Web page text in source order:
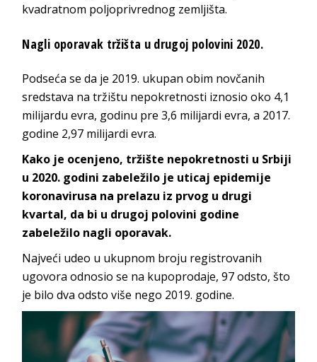
kvadratnom poljoprivrednog zemljišta.
Nagli oporavak tržišta u drugoj polovini 2020.
Podseća se da je 2019. ukupan obim novčanih
sredstava na tržištu nepokretnosti iznosio oko 4,1
milijardu evra, godinu pre 3,6 milijardi evra, a 2017.
godine 2,97 milijardi evra.
Kako je ocenjeno, tržište nepokretnosti u Srbiji
u 2020. godini zabeležilo je uticaj epidemije
koronavirusa na prelazu iz prvog u drugi
kvartal, da bi u drugoj polovini godine
zabeležilo nagli oporavak.
Najveći udeo u ukupnom broju registrovanih
ugovora odnosio se na kupoprodaje, 97 odsto, što
je bilo dva odsto više nego 2019. godine.